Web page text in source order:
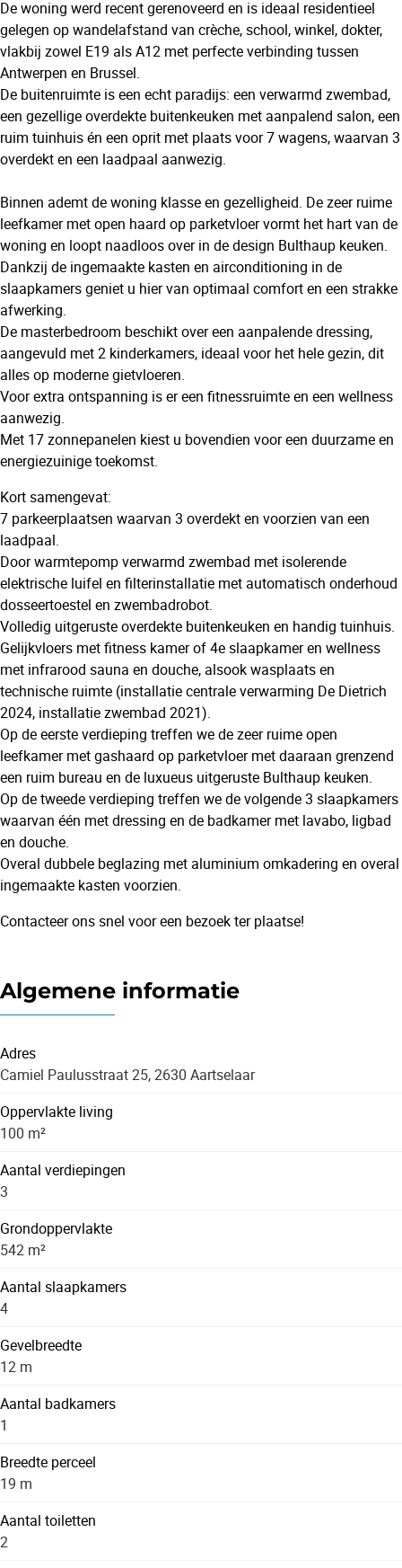
De woning werd recent gerenoveerd en is ideaal residentieel
gelegen op wandelafstand van crèche, school, winkel, dokter,
vlakbij zowel E19 als A12 met perfecte verbinding tussen
Antwerpen en Brussel.
De buitenruimte is een echt paradijs: een verwarmd zwembad,
een gezellige overdekte buitenkeuken met aanpalend salon, een
ruim tuinhuis én een oprit met plaats voor 7 wagens, waarvan 3
overdekt en een laadpaal aanwezig.
Binnen ademt de woning klasse en gezelligheid. De zeer ruime
leefkamer met open haard op parketvloer vormt het hart van de
woning en loopt naadloos over in de design Bulthaup keuken.
Dankzij de ingemaakte kasten en airconditioning in de
slaapkamers geniet u hier van optimaal comfort en een strakke
afwerking.
De masterbedroom beschikt over een aanpalende dressing,
aangevuld met 2 kinderkamers, ideaal voor het hele gezin, dit
alles op moderne gietvloeren.
Voor extra ontspanning is er een fitnessruimte en een wellness
aanwezig.
Met 17 zonnepanelen kiest u bovendien voor een duurzame en
energiezuinige toekomst.
Kort samengevat:
7 parkeerplaatsen waarvan 3 overdekt en voorzien van een
laadpaal.
Door warmtepomp verwarmd zwembad met isolerende
elektrische luifel en filterinstallatie met automatisch onderhoud
dosseertoestel en zwembadrobot.
Volledig uitgeruste overdekte buitenkeuken en handig tuinhuis.
Gelijkvloers met fitness kamer of 4e slaapkamer en wellness
met infrarood sauna en douche, alsook wasplaats en
technische ruimte (installatie centrale verwarming De Dietrich
2024, installatie zwembad 2021).
Op de eerste verdieping treffen we de zeer ruime open
leefkamer met gashaard op parketvloer met daaraan grenzend
een ruim bureau en de luxueus uitgeruste Bulthaup keuken.
Op de tweede verdieping treffen we de volgende 3 slaapkamers
waarvan één met dressing en de badkamer met lavabo, ligbad
en douche.
Overal dubbele beglazing met aluminium omkadering en overal
ingemaakte kasten voorzien.
Contacteer ons snel voor een bezoek ter plaatse!
Algemene informatie
Adres
Camiel Paulusstraat 25, 2630 Aartselaar
Oppervlakte living
100 m²
Aantal verdiepingen
3
Grondoppervlakte
542 m²
Aantal slaapkamers
4
Gevelbreedte
12 m
Aantal badkamers
1
Breedte perceel
19 m
Aantal toiletten
2